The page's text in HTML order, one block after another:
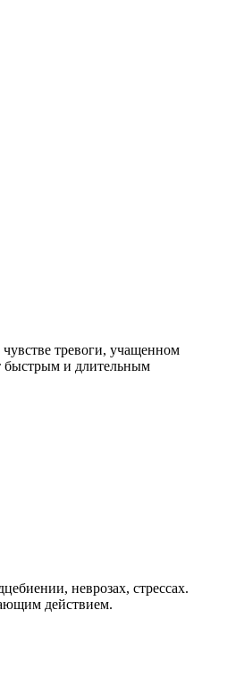
тревоги, учащенном
быстрым и длительным
неврозах, стрессах.
действием.